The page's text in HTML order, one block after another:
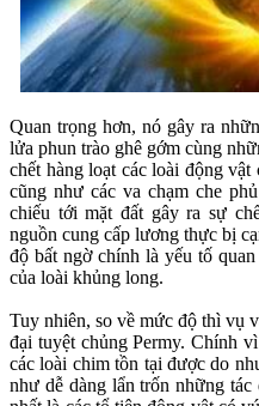
Quan trọng hơn, nó gây ra
lửa phun trào ghê gớm cùng
chết hàng loạt các loài động
cũng như các va chạm che
chiếu tới mặt đất gây ra sự
nguồn cung cấp lương thực bị
độ bất ngờ chính là yếu tố
của loài khủng long.
Tuy nhiên, so về mức độ thì vụ
đại tuyệt chủng Permy. Chính
các loài chim tồn tại được do
như dễ dàng lẩn trốn những